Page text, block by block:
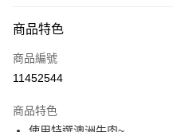
信用卡一次付款
超商取貨付款
Google Pay
商品特色
商品編號
11452544
商品特色